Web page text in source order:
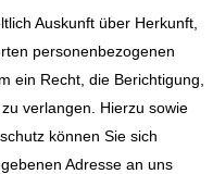
Auskunft über Herkunft,
personenbezogenen
ein Recht, die Berichtigung,
verlangen. Hierzu sowie
können Sie sich
Adresse an uns